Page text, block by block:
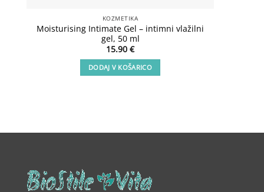
KOZMETIKA
Moisturising Intimate Gel – intimni vlažilni
gel, 50 ml
15.90 €
DODAJ V KOŠARICO